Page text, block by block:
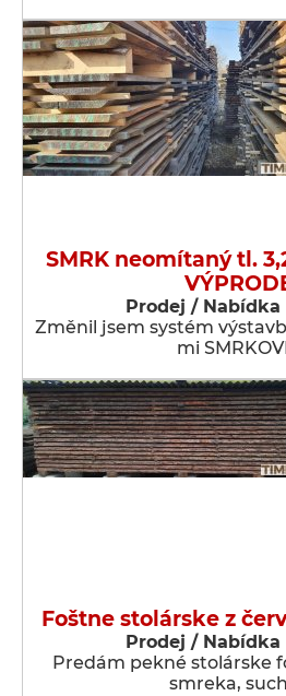
SMRK neomítaný tl.
Prodej / Nabídka
Změnil jsem systém
mi
Foštne stolárske z
Prodej / Nabídka
Predám pekné stolárske
smreka,